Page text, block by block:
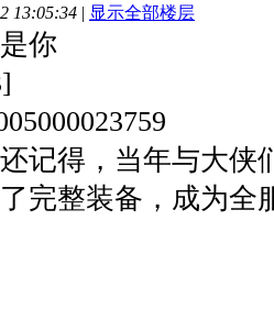
13:05:34 | 显示全部楼层
你
记得，当年与大侠
完整装备，成为全